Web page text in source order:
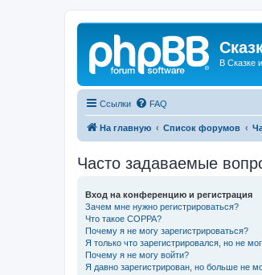
В Сказке
Ссылки FAQ
На главную Список форумов
Часто задаваемые
Вход на конференцию и регистрация
Зачем мне нужно регистрироваться?
Что такое COPPA?
Почему я не могу зарегистрироваться?
Я только что зарегистрировался, но не
Почему я не могу войти?
Я давно зарегистрирован, но больше не